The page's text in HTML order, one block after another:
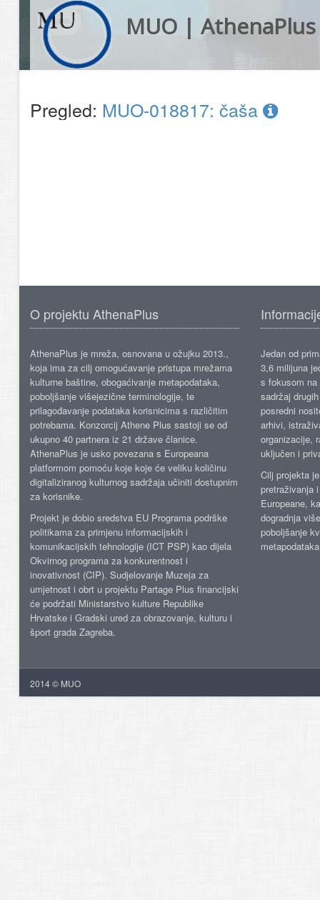
MUO | AthenaPlus
Pregled: MUO-018817: čaša
O projektu AthenaPlus
AthenaPlus je mreža, osnovana u ožujku 2013.,
koja ima za cilj omogućavanje pristupa mrežama
kulturne baštine, obogaćivanje metapodataka,
poboljšanje višejezične terminologije, te
prilagođavanje podataka korisnicima s različitim
potrebama. Konzorcij Athene Plus sastoji se od
ukupno 40 partnera iz 21 države članice.
AthenaPlus je usko povezana s Europeana
platformom pomoću koje koje će veliku količinu
digitaliziranog kulturnog sadržaja učiniti dostupnim
za korisnike.
Projekt je dobio sredstva EU Programa podrške
politikama za primjenu informacijskih i
komunikacijskih tehnologije (ICT PSP) kao dijela
Okvirnog programa za konkurentnost i
inovativnost (CIP). Sudjelovanje Muzeja za
umjetnost i obrt u projektu Partage Plus financijski
će podržati Ministarstvo kulture Republike
Hrvatske i Gradski ured za obrazovanje, kulturu i
šport grada Zagreba.
Jedan od
3,6 milijuna
s fokusom
sadržaj
posredni
arhivi,
organizacije,
uključen i
Cilj projekta
pretraživanja
Europeane,
dogradnja
poboljšanje
2014 © MUO